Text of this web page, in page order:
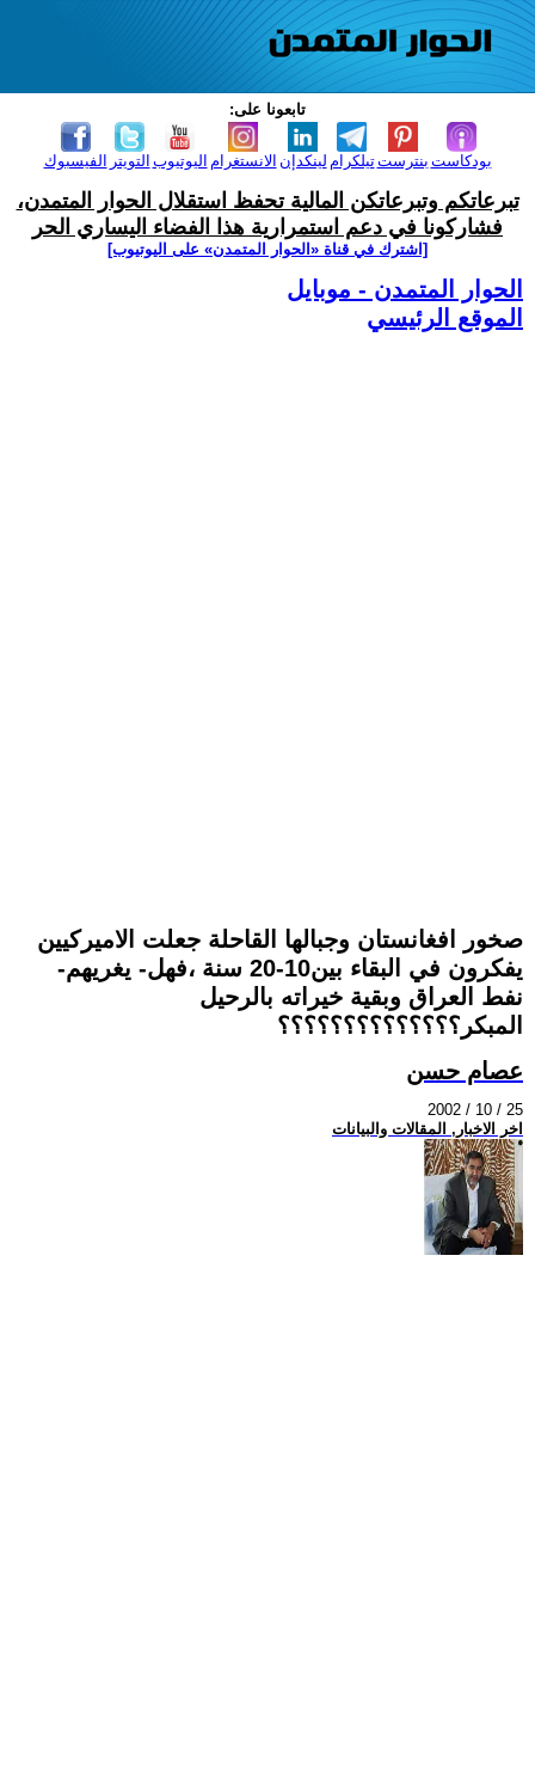
تابعونا على:
الفيسبوك التويتر اليوتيوب الانستغرام لينكدإن تيلكرامبنترست بودكاست
تبرعاتكم وتبرعاتكن المالية تحفظ استقلال الحوار المتمدن،
فشاركونا في دعم استمرارية هذا الفضاء اليساري الحر
[اشترك في قناة ‫«الحوار المتمدن» على اليوتيوب]
الحوار المتمدن - موبايل
الموقع الرئيسي
صخور افغانستان وجبالها القاحلة جعلت الاميركيين
يفكرون في البقاء بين10-20 سنة ،فهل- يغريهم-
نفط العراق وبقية خيراته بالرحيل
المبكر؟؟؟؟؟؟؟؟؟؟؟؟؟؟
عصام حسن
2002 / 10 / 25
اخر الاخبار, المقالات والبيانات